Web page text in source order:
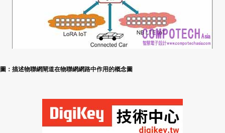
圖：描述物聯網閘道在物聯網網路中作用的概念圖